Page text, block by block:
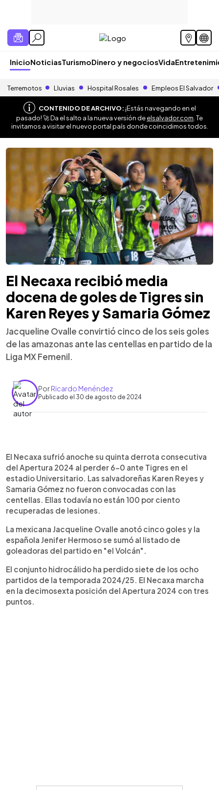
InicioNoticiasTurismoDinero y negociosVida
Terremotos Lluvias Hospital Rosales Empleos El Salvador
CONTENIDO DE ARCHIVO:¡Estás navegando en el
pasado! 🚀 Da el salto a la nueva versión deelsalvador.com . Te
invitamos a visitar el nuevo portal país donde coincidimos todos.
El Necaxa recibió media
docena de goles de Tigres sin
Karen Reyes y Samaria Gómez
Jacqueline Ovalle convirtió cinco de los seis goles
de las amazonas ante las centellas en partido de la
Liga MX Femenil.
PorRicardo Menéndez
Publicado el 30 de agosto de 2024
Escuchar artículo
El Necaxa sufrió anoche su quinta derrota consecutiva
del Apertura 2024 al perder 6-0 ante Tigres en el
estadio Universitario. Las salvadoreñas Karen Reyes y
Samaria Gómez no fueron convocadas con las
centellas. Ellas todavía no están 100 por ciento
recuperadas de lesiones.
La mexicana Jacqueline Ovalle anotó cinco goles y la
española Jenifer Hermoso se sumó al listado de
goleadoras del partido en "el Volcán".
El conjunto hidrocálido ha perdido siete de los ocho
partidos de la temporada 2024/25. El Necaxa marcha
en la decimosexta posición del Apertura 2024 con tres
puntos.